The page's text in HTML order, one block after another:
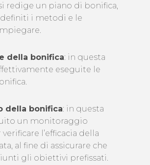
redige un piano di bonifica,
i metodi e le
della bonifica: in questa
eseguite le
della bonifica: in questa
un monitoraggio
l’efficacia della
al fine di assicurare che
gli obiettivi prefissati.